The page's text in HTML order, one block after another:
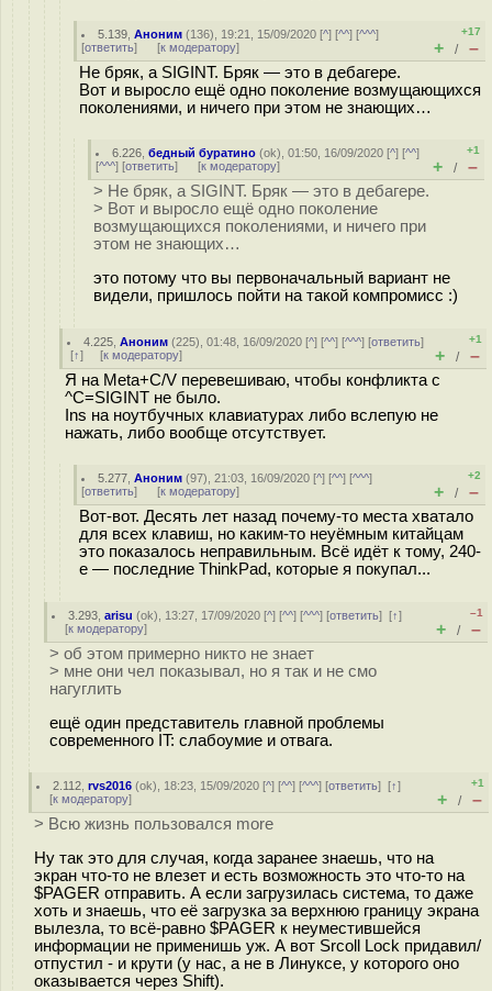
5.139 ,Аноним (136), 19:21, 15/09/2020 [^] [^^] [^^^]
[ответить] [к модератору]
+17
+ / –
Не бряк, а SIGINT. Бряк — это в дебагере.
Вот и выросло ещё одно поколение возмущающихся
поколениями, и ничего при этом не знающих…
6.226 ,бедный буратино (ok), 01:50, 16/09/2020 [^] [^^]
[^^^] [ответить] [к модератору]
+1
+ / –
> Не бряк, а SIGINT. Бряк — это в дебагере.
> Вот и выросло ещё одно поколение
возмущающихся поколениями, и ничего при
этом не знающих…
это потому что вы первоначальный вариант не
видели, пришлось пойти на такой компромисс :)
4.225 ,Аноним (225), 01:48, 16/09/2020 [^] [^^] [^^^] [ответить]
[↑] [к модератору]
+1
+ / –
Я на Meta+C/V перевешиваю, чтобы конфликта с
^C=SIGINT не было.
Ins на ноутбучных клавиатурах либо вслепую не
нажать, либо вообще отсутствует.
5.277 ,Аноним (97), 21:03, 16/09/2020 [^] [^^] [^^^]
[ответить] [к модератору]
+2
+ / –
Вот-вот. Десять лет назад почему-то места хватало
для всех клавиш, но каким-то неуёмным китайцам
это показалось неправильным. Всё идёт к тому, 240-
е — последние ThinkPad, которые я покупал...
3.293 ,arisu (ok), 13:27, 17/09/2020 [^] [^^] [^^^] [ответить][↑]
[к модератору]
–1
+ / –
> об этом примерно никто не знает
> мне они чел показывал, но я так и не смо
нагуглить
ещё один представитель главной проблемы
современного IT: слабоумие и отвага.
2.112 ,rvs2016 (ok), 18:23, 15/09/2020 [^] [^^] [^^^] [ответить][↑]
[к модератору]
+1
+ / –
> Всю жизнь пользовался more
Ну так это для случая, когда заранее знаешь, что на
экран что-то не влезет и есть возможность это что-то на
$PAGER отправить. А если загрузилась система, то даже
хоть и знаешь, что её загрузка за верхнюю границу экрана
вылезла, то всё-равно $PAGER к неуместившейся
информации не применишь уж. А вот Srcoll Lock придавил/
отпустил - и крути (у нас, а не в Линуксе, у которого оно
оказывается через Shift).